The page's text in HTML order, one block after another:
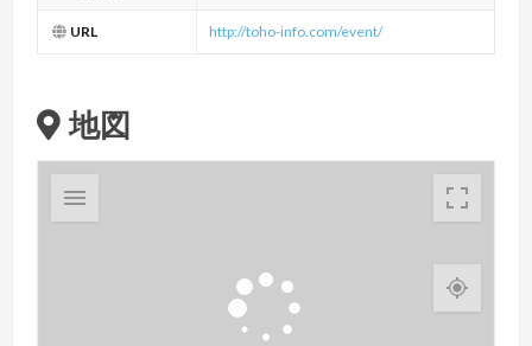
URL http://toho-info.com/event/
地図